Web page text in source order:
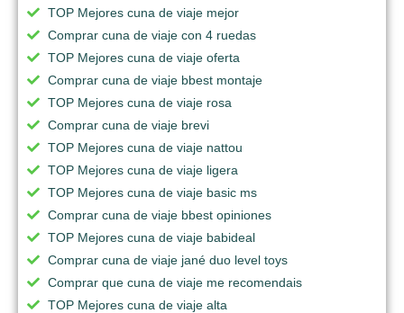
TOP Mejores cuna de viaje mejor
Comprar cuna de viaje con 4 ruedas
TOP Mejores cuna de viaje oferta
Comprar cuna de viaje bbest montaje
TOP Mejores cuna de viaje rosa
Comprar cuna de viaje brevi
TOP Mejores cuna de viaje nattou
TOP Mejores cuna de viaje ligera
TOP Mejores cuna de viaje basic ms
Comprar cuna de viaje bbest opiniones
TOP Mejores cuna de viaje babideal
Comprar cuna de viaje jané duo level toys
Comprar que cuna de viaje me recomendais
TOP Mejores cuna de viaje alta